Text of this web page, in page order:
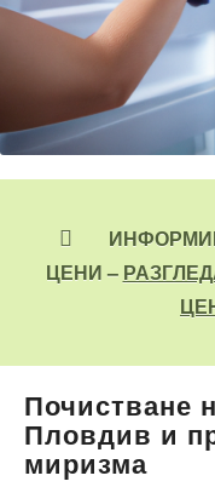
ЦЕНИ –
Почистване
Пловдив и
миризма